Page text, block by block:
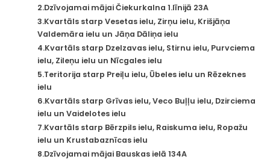
2.Dzīvojamai mājai Čiekurkalna 1.līnijā 23A
3.Kvartāls starp Vesetas ielu, Zirņu ielu, Krišjāņa
Valdemāra ielu un Jāņa Dāliņa ielu
4.Kvartāls starp Dzelzavas ielu, Stirnu ielu, Purvciema
ielu, Zileņu ielu un Nīcgales ielu
5.Teritorija starp Preiļu ielu, Ūbeles ielu un Rēzeknes
ielu
6.Kvartāls starp Grīvas ielu, Veco Buļļu ielu, Dzirciema
ielu un Vaidelotes ielu
7.Kvartāls starp Bērzpils ielu, Raiskuma ielu, Ropažu
ielu un Krustabaznīcas ielu
8.Dzīvojamai mājai Bauskas ielā 134A